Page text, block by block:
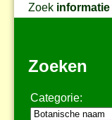
Zoek informatie
Zoeken
Categorie: